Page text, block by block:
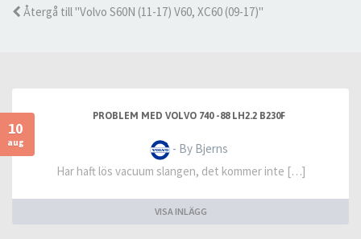
Återgå till "Volvo S60N (11-17) V60, XC60 (09-17)"
10
aug
PROBLEM MED VOLVO 740 -88 LH2.2 B230F
- By Bjerns
Har haft lös vacuum slangen, det kommer inte […]
VISA INLÄGG